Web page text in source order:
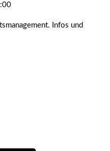
Infos und